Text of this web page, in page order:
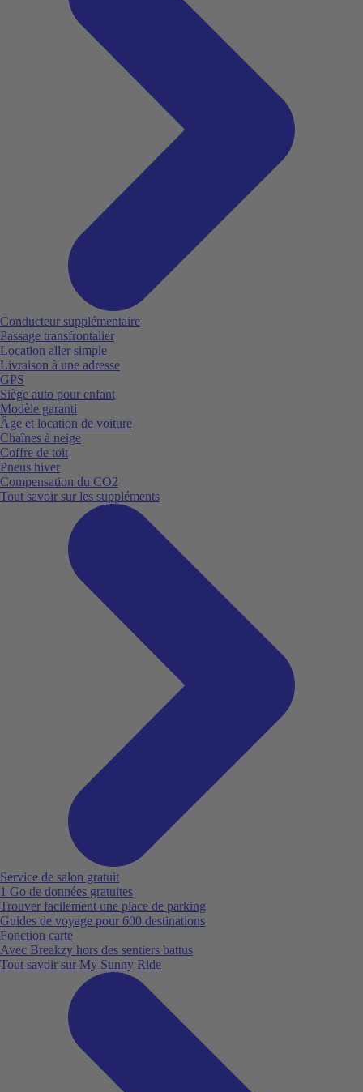
Conducteur supplémentaire
Passage transfrontalier
Location aller simple
Livraison à une adresse
GPS
Siège auto pour enfant
Modèle garanti
Âge et location de voiture
Chaînes à neige
Coffre de toit
Pneus hiver
Compensation du CO2
Tout savoir sur les suppléments
Service de salon gratuit
1 Go de données gratuites
Trouver facilement une place de parking
Guides de voyage pour 600 destinations
Fonction carte
Avec Breakzy hors des sentiers battus
Tout savoir sur My Sunny Ride